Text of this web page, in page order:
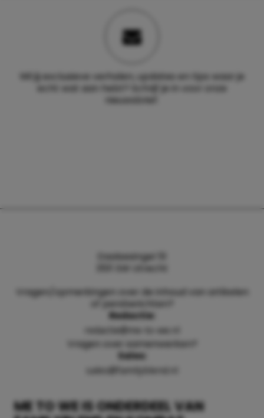
Wil jij exclusieve verhalen, updates en tips waar je
echt wat aan hebt? Schrijf je in voor onze
nieuwsbrief.
ME TO WE IS ONDERDEEL VAN
Daalsesingel 51
3511 SW Utrecht
Vragen/opmerkingen over de inhoud van artikelen
of persberichten?
Redactie:
redactie@me-to-we.nl
Vragen over samenwerken?
Sales:
sales@familyblend.nl